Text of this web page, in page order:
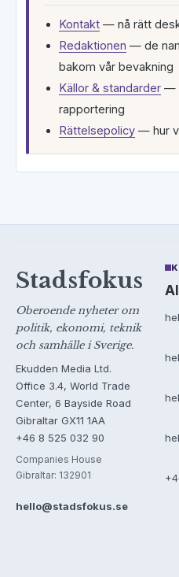
Kontakt — nå rätt
Redaktionen — de
bakom vår bevakning
Källor & standarder —
rapportering
Rättelsepolicy — hur
Stadsfokus
Oberoende nyheter om
politik, ekonomi, teknik
och samhälle i Sverige.
Ekudden Media Ltd.
Office 3.4, World Trade
Center, 6 Bayside Road
Gibraltar GX11 1AA
+46 8 525 032 90
Companies House
Gibraltar: 132901
hello@stadsfokus.se